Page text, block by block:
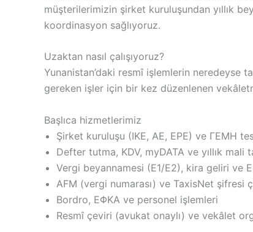
müşterilerimizin şirket kuruluşundan yıllık
koordinasyon sağlıyoruz.
Uzaktan nasıl çalışıyoruz?
Yunanistan’daki resmî işlemlerin neredeyse
gereken işler için bir kez düzenlenen
Başlıca hizmetlerimiz
Şirket kuruluşu (IKE, AE, EPE) ve ΓΕΜΗ
Defter tutma, KDV, myDATA ve yıllık mali
Vergi beyannamesi (E1/E2), kira geliri ve
AFM (vergi numarası) ve TaxisNet şifresi
Bordro, ΕΦΚΑ ve personel işlemleri
Resmî çeviri (avukat onaylı) ve vekâlet